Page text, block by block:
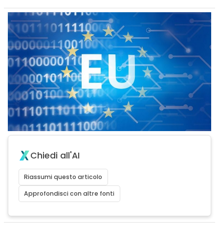
Chiedi all'AI
Riassumi questo articolo
Approfondisci con altre fonti